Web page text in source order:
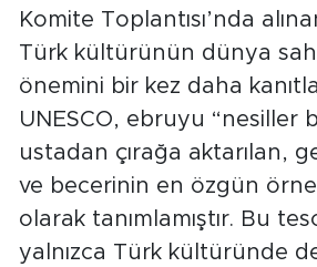
Komite Toplantısı’nda
Türk kültürünün dünya
önemini bir kez daha
UNESCO, ebruyu “nesiller
ustadan çırağa aktarılan,
ve becerinin en özgün
olarak tanımlamıştır. Bu
yalnızca Türk kültüründe